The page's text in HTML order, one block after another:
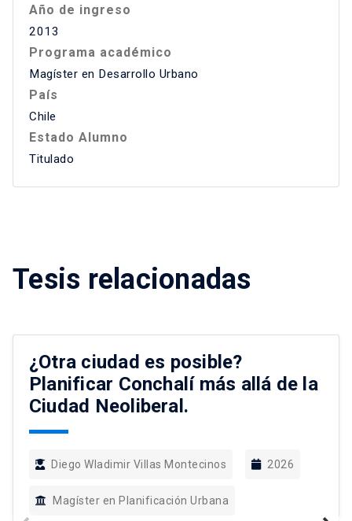
Año de ingreso
2013
Programa académico
Magíster en Desarrollo Urbano
País
Chile
Estado Alumno
Titulado
Tesis relacionadas
¿Otra ciudad es posible?
Planificar Conchalí más allá de la
Ciudad Neoliberal.
Diego Wladimir Villas Montecinos 2026
Magíster en Planificación Urbana